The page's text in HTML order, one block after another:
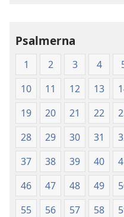
Psalmerna
1 2 3 4
10
11 12 13
19
20 21 22
28
29 30 31
37
38 39 40
46
47 48 49
55
56 57 58